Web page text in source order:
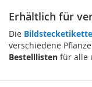
Erhältlich für
Die
verschiedene
Bestelllisten für alle